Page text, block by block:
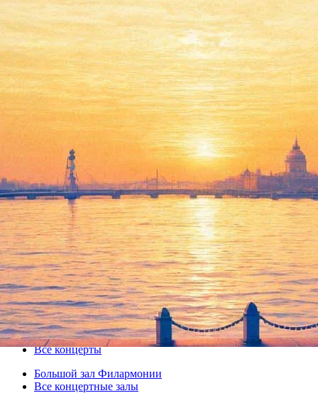
Фортепианный вечер
Валерия Кулешова
05 июня 2013, среда,19.00
Версия для печати
Все концерты
Большой зал Филармонии
Все концертные залы